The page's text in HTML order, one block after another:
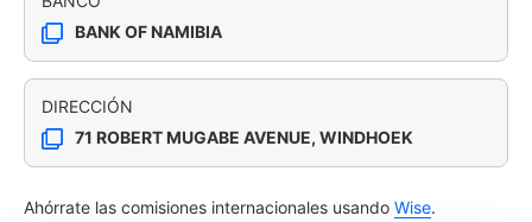
BANK OF NAMIBIA
DIRECCIÓN
71 ROBERT MUGABE AVENUE, WINDHOEK
Ahórrate las comisiones internacionales usando Wise.